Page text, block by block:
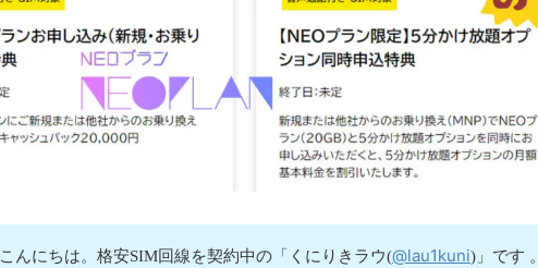
こんにちは。格安SIM回線を契約中の「くにりきラウ(@lau1kuni)」です 。